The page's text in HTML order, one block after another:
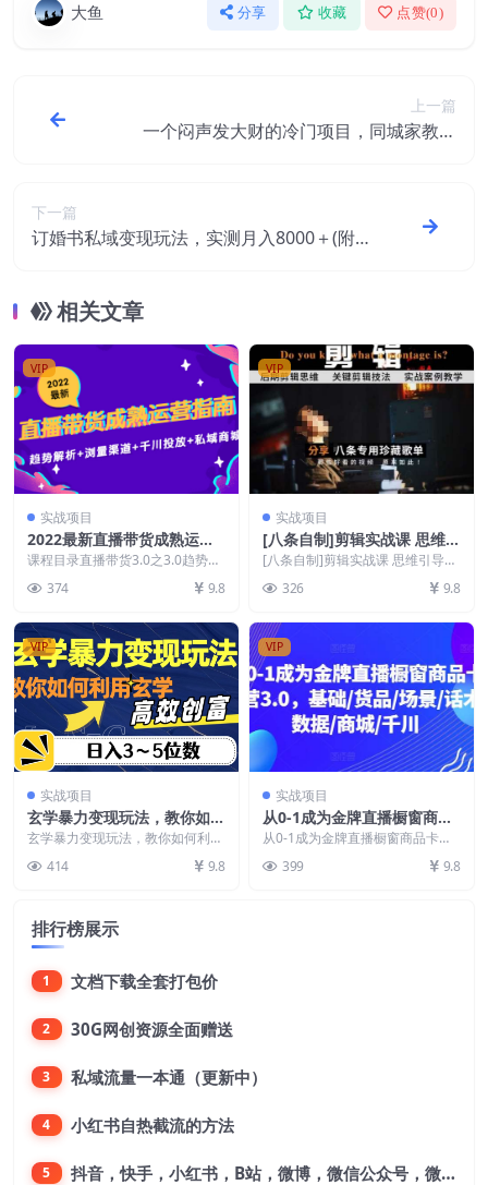
大鱼 分享 收藏 点赞(0)
上一篇
一个闷声发大财的冷门项目，同城家教中
下一篇
订婚书私域变现玩法，实测月入8000＋(附
相关文章
VIP
实战项目
2022最新直播带货成熟运营
指南3.0：趋势解析+浏量渠道
+千川投放+私域商城
课程目录直播带货3.0之3.0趋势解
析.MP...
374 9.8
VIP
实战项目
[八条自制]剪辑实战课 思维引
导突破剪辑瓶颈
[八条自制]剪辑实战课 思维引导突
开剪第一课...
326 9.8
VIP
实战项目
玄学暴力变现玩法，教你如何
利用玄学，高效创富！日入3-
5位数【揭秘】
玄学暴力变现玩法，教你如何利用
玄学，高效创富！日入3-5位数
【揭秘】 课程目录：...
414 9.8
VIP
实战项目
从0-1成为金牌直播橱窗商品
卡运营3.0，基础/货品/场景/
话术/数据/商城/千川
从0-1成为金牌直播橱窗商品卡运
营3.0，基础/货品/场景/话术/数据/
商城/千...
399 9.8
排行榜展示
1 文档下载全套打包价
2 30G网创资源全面赠送
3 私域流量一本通（更新中）
4 小红书自热截流的方法
5 抖音，快手，小红书，B站，微博，微信公众号，微信视频号。每一个平台，都是不一样的机会，对应不一样的赚钱思路